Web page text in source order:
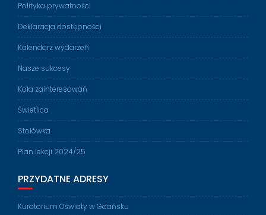
Polityka prywatności
Deklaracja dostępności
Kalendarz wydarzeń
Nasze sukcesy
Koła zainteresowań
Świetlica
Stołówka
Plan lekcji 2024/25
PRZYDATNE ADRESY
Kuratorium Oświaty w Gdańsku